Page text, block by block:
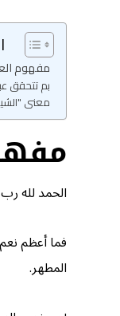
مفهوم
بم تتحقق
معنى
الحمد لله
فما أعظم
المطهر.